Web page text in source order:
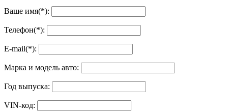
Ваше имя(*):
Телефон(*):
E-mail(*):
Марка и модель авто:
Год выпуска:
VIN-код: